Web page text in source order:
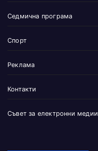
Седмична програма
Спорт
Реклама
Контакти
Съвет за електронни медии